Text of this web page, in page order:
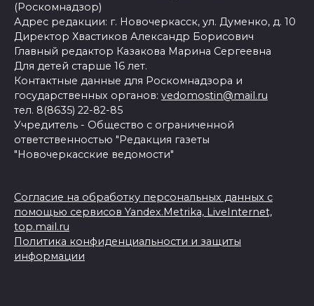
(Роскомнадзор)
Адрес редакции: г. Новочеркасск, ул. Думенко, д. 10
Директор Хвастиков Александр Борисович
Главный редактор Казакова Марина Сергеевна
Для детей старше 16 лет.
Контактные данные для Роскомнадзора и
государственных органов: vedomostin@mail.ru
тел. 8(8635) 22-82-85
Учредитель - Общество с ограниченной
ответственностью "Редакция газеты
"Новочеркасские ведомости"
Согласие на обработку персональных данных с
помощью сервисов Yandex.Metrika, LiveInternet,
top.mail.ru
Политика конфиденциальности и защиты
информации